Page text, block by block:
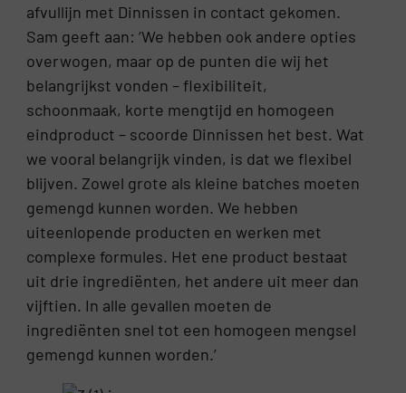
afvullijn met Dinnissen in contact gekomen.
Sam geeft aan: ‘We hebben ook andere opties
overwogen, maar op de punten die wij het
belangrijkst vonden – flexibiliteit,
schoonmaak, korte mengtijd en homogeen
eindproduct – scoorde Dinnissen het best. Wat
we vooral belangrijk vinden, is dat we flexibel
blijven. Zowel grote als kleine batches moeten
gemengd kunnen worden. We hebben
uiteenlopende producten en werken met
complexe formules. Het ene product bestaat
uit drie ingrediënten, het andere uit meer dan
vijftien. In alle gevallen moeten de
ingrediënten snel tot een homogeen mengsel
gemengd kunnen worden.’